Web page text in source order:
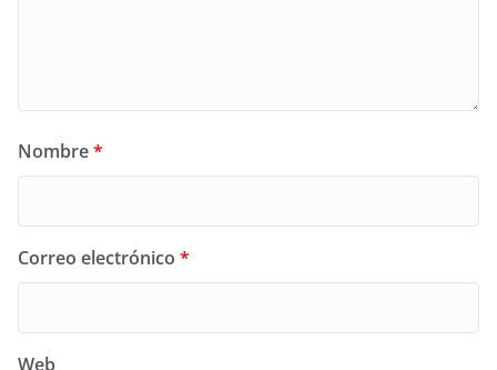
Nombre*
Correo electrónico *
Web